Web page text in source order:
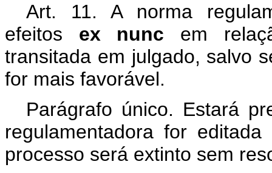
Art. 11. A norma
efeitos ex nunc em
transitada em julgado, salvo
for mais favorável.
Parágrafo único. Estará
regulamentadora for
processo será extinto sem